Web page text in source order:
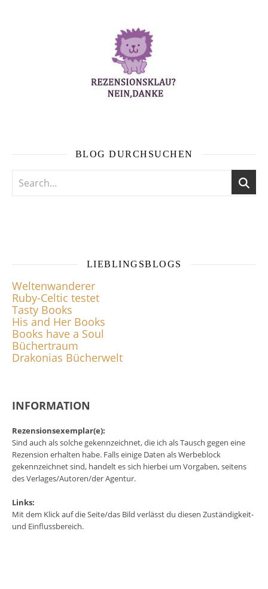
BLOG DURCHSUCHEN
LIEBLINGSBLOGS
Weltenwanderer
Ruby-Celtic testet
Tasty Books
His and Her Books
Books have a Soul
Büchertraum
Drakonias Bücherwelt
INFORMATION
Rezensionsexemplar(e):
Sind auch als solche gekennzeichnet, die ich als Tausch gegen eine
Rezension erhalten habe. Falls einige Daten als Werbeblock
gekennzeichnet sind, handelt es sich hierbei um Vorgaben, seitens
des Verlages/Autoren/der Agentur.
Links:
Mit dem Klick auf die Seite/das Bild verlässt du diesen Zuständigkeit-
und Einflussbereich.